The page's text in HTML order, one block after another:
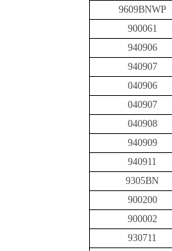
9609BNWP
900061
940906
940907
040906
040907
040908
940909
940911
9305BN
900200
900002
930711